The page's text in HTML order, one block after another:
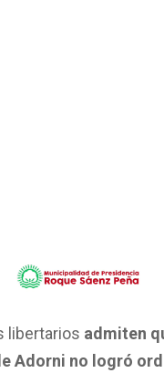
libertarios admiten
Adorni no logró